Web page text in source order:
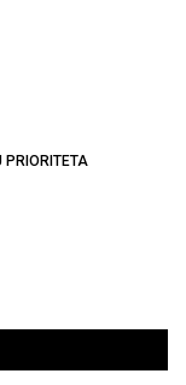
PRIORITETA